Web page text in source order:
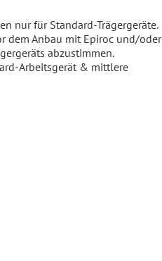
nur für Standard-Trägergeräte.
dem Anbau mit Epiroc und/oder
abzustimmen.
Arbeitsgerät & mittlere